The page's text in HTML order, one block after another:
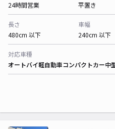
24時間営業
平置き
長さ
480cm 以下
車幅
240cm 以下
対応車種
オートバイ軽自動車コンパクトカー中